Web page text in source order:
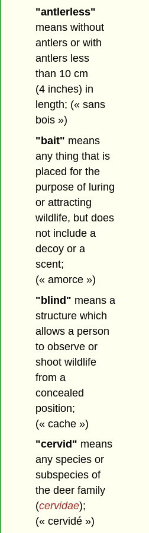
"antlerless"
means without
antlers or with
antlers less
than 10 cm
(4 inches) in
length; (« sans
bois »)
"bait" means
any thing that is
placed for the
purpose of luring
or attracting
wildlife, but does
not include a
decoy or a
scent;
(« amorce »)
"blind" means a
structure which
allows a person
to observe or
shoot wildlife
from a
concealed
position;
(« cache »)
"cervid" means
any species or
subspecies of
the deer family
(cervidae);
(« cervidé »)